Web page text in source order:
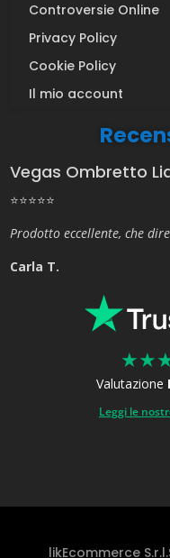
Controversie Online
Privacy Policy
Cookie Policy
Il mio account
Vegas Ombretto
⭐⭐⭐⭐⭐
Prodotto eccellente, che
Carla T.
★★
Valutazione
Leggi le
likEcommerce